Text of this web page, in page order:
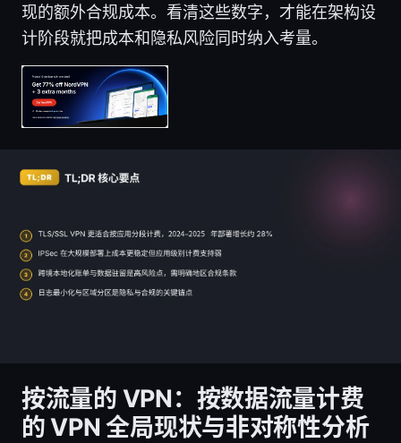
现的额外合规成本。看清这些数字，才能在架构设
计阶段就把成本和隐私风险同时纳入考量。
按流量的 VPN：按数据流量计费
的 VPN 全局现状与非对称性分析